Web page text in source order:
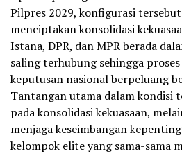
Pilpres 2029, konfigurasi
menciptakan konsolidasi
Istana, DPR, dan MPR berada
saling terhubung sehingga
keputusan nasional berpeluang
Tantangan utama dalam kondisi
pada konsolidasi kekuasaan,
menjaga keseimbangan
kelompok elite yang sama-sama